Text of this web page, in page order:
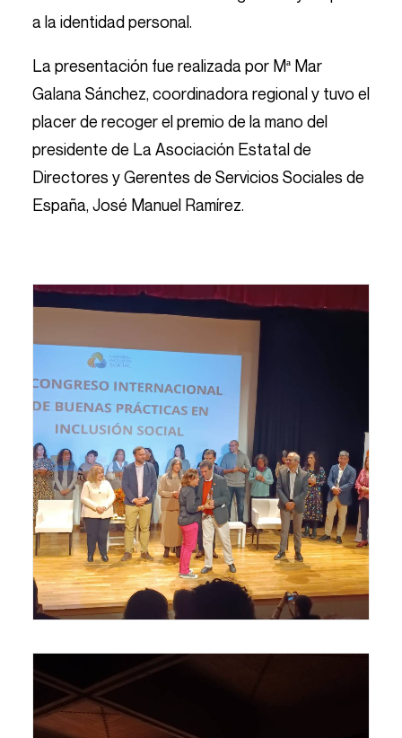
a la identidad personal.
La presentación fue realizada por Mª Mar
Galana Sánchez, coordinadora regional y tuvo el
placer de recoger el premio de la mano del
presidente de La Asociación Estatal de
Directores y Gerentes de Servicios Sociales de
España, José Manuel Ramírez.